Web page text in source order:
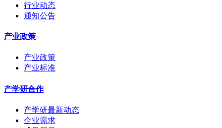
行业动态
通知公告
产业政策
产业政策
产业标准
产学研合作
产学研最新动态
企业需求